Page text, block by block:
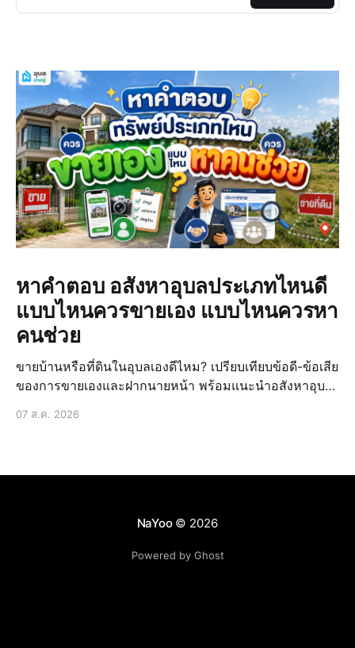
หาคำตอบ อสังหาอุบลประเภทไหนดี
แบบไหนควรขายเอง แบบไหนควรหา
คนช่วย
ขายบ้านหรือที่ดินในอุบลเองดีไหม? เปรียบเทียบข้อดี-ข้อเสีย
ของการขายเองและฝากนายหน้า พร้อมแนะนำอสังหาอุบล
07 ส.ค. 2026
NaYoo© 2026
Powered by Ghost